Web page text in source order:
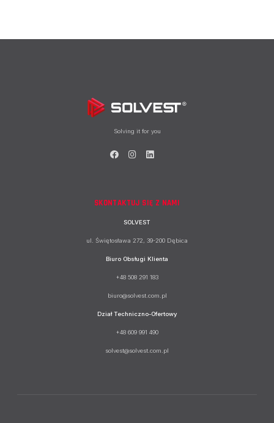
Solving it for you
SKONTAKTUJ SIĘ Z NAMI
SOLVEST
ul. Świętosława 272, 39-200 Dębica
Biuro Obsługi Klienta
+48 508 291 183
biuro@solvest.com.pl
Dział Techniczno-Ofertowy
+48 609 991 490
solvest@solvest.com.pl